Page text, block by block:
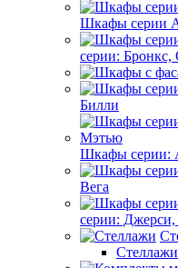
Шкафы серии
серии: Бронкс,
Билли
Шкафы серии:
Вега
серии: